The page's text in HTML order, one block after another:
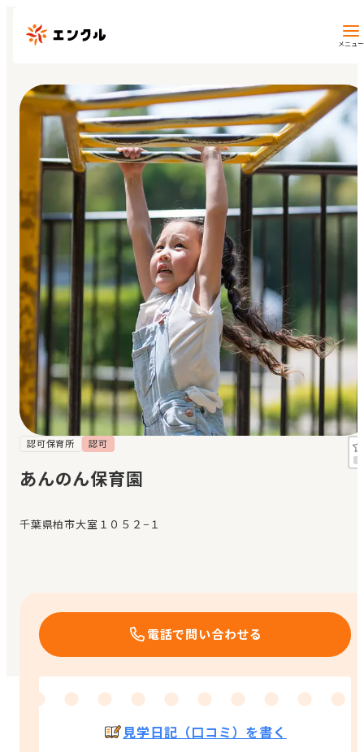
メニュー
保育園・幼稚園を探す
地図から探す
地域から探す
マイページ
閲覧履歴
お気に入り
見学日記
メッセージ
おすすめの園
エンクルの特徴と活用方法
認可保育所 認可
あんのん保育園
千葉県柏市大室１０５２−１
電話で問い合わせる
見学日記（口コミ）を書く